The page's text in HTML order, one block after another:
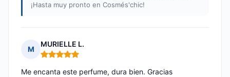
¡Hasta muy pronto en Cosmés'chic!
M
MURIELLE L.
Nota: 5 de 5
Me encanta este perfume, dura bien. Gracias